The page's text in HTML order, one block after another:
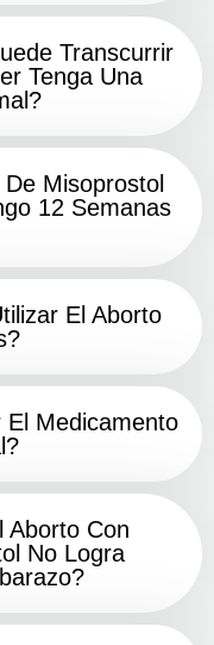
Transcurrir
Tenga Una
Misoprostol
12 Semanas
El Aborto
Medicamento
Aborto Con
No Logra